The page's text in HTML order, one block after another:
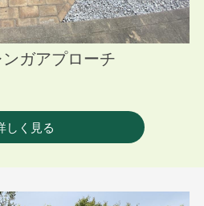
ガアプローチ
しく見る